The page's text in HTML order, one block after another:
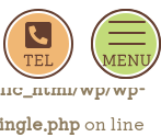
Japanのクラウ
on false in
wp/wp-
on line